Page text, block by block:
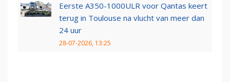
Eerste A350-1000ULR voor Qantas keert
terug in Toulouse na vlucht van meer dan
24 uur
28-07-2026, 13:25